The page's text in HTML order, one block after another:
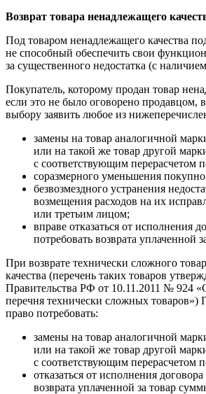
Возврат товара ненадлежащего
Под товаром ненадлежащего качества
не способный обеспечить свои
за существенного недостатка (с
Покупатель, которому продан товар
если это не было оговорено продавцом,
выбору заявить любое из
замены на товар аналогичной
или на такой же товар другой
с соответствующим перерасчетом
соразмерного уменьшения
безвозмездного устранения
возмещения расходов на их
или третьим лицом;
вправе отказаться от исполнения
потребовать возврата уплаченной
При возврате технически сложного
качества (перечень таких товаров
Правительства РФ от 10.11.2011 № 924
перечня технически сложных товаров»)
право потребовать:
замены на товар аналогичной
или на такой же товар другой
с соответствующим перерасчетом
отказаться от исполнения
возврата уплаченной за товар